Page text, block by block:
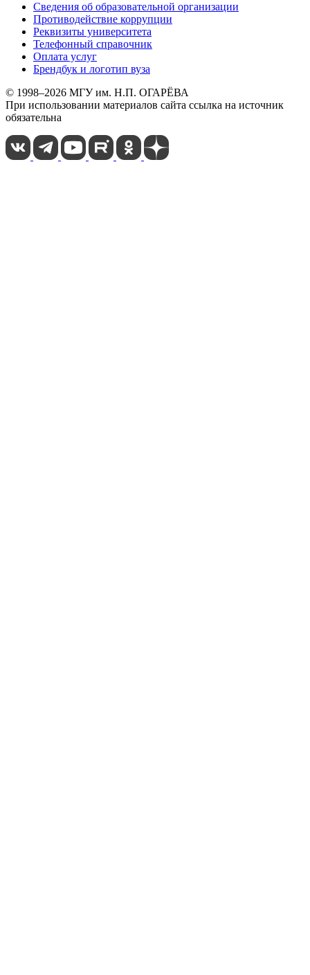
Сведения об образовательной организации
Противодействие коррупции
Реквизиты университета
Телефонный справочник
Оплата услуг
Брендбук и логотип вуза
© 1998–2026 МГУ им. Н.П. ОГАРЁВА
При использовании материалов сайта ссылка на источник
обязательна